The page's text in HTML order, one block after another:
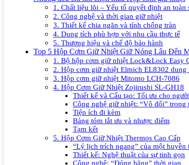
1. Chất liệu lõi – Yếu tố quyết định an toàn
2. Công nghệ và thời gian giữ nhiệt
3. Thiết kế chia ngăn và tính chống tràn
4. Dung tích phù hợp với nhu cầu thực tế
5. Thương hiệu và chế độ bảo hành
Top 5 Hộp Cơm Giữ Nhiệt Giữ Nóng Lâu Đến
1. Bộ hộp cơm giữ nhiệt Lock&Lock Easy
2. Hộp cơm giữ nhiệt Elmich EL8302 dung
3. Hộp cơm giữ nhiệt Mitomo LCH-7086
4. Hộp Cơm Giữ Nhiệt Zojirushi SL-GH18
Thiết kế và Cấu tạo: Tối ưu cho
Công nghệ giữ nhiệt: “Vô đối” trong
Tiện ích đi kèm
Bảng tóm tắt ưu và nhược điểm
Tạm kết
5. Hộp Cơm Giữ Nhiệt Thermos Cao Cấp
“Lý lịch trích ngang” của một huyền
Thiết kế: Nghệ thuật của sự tinh gọn
Công nghệ: “Đóng băng” thời gian